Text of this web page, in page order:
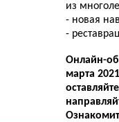
из
- новая
-
Онлайн-
марта